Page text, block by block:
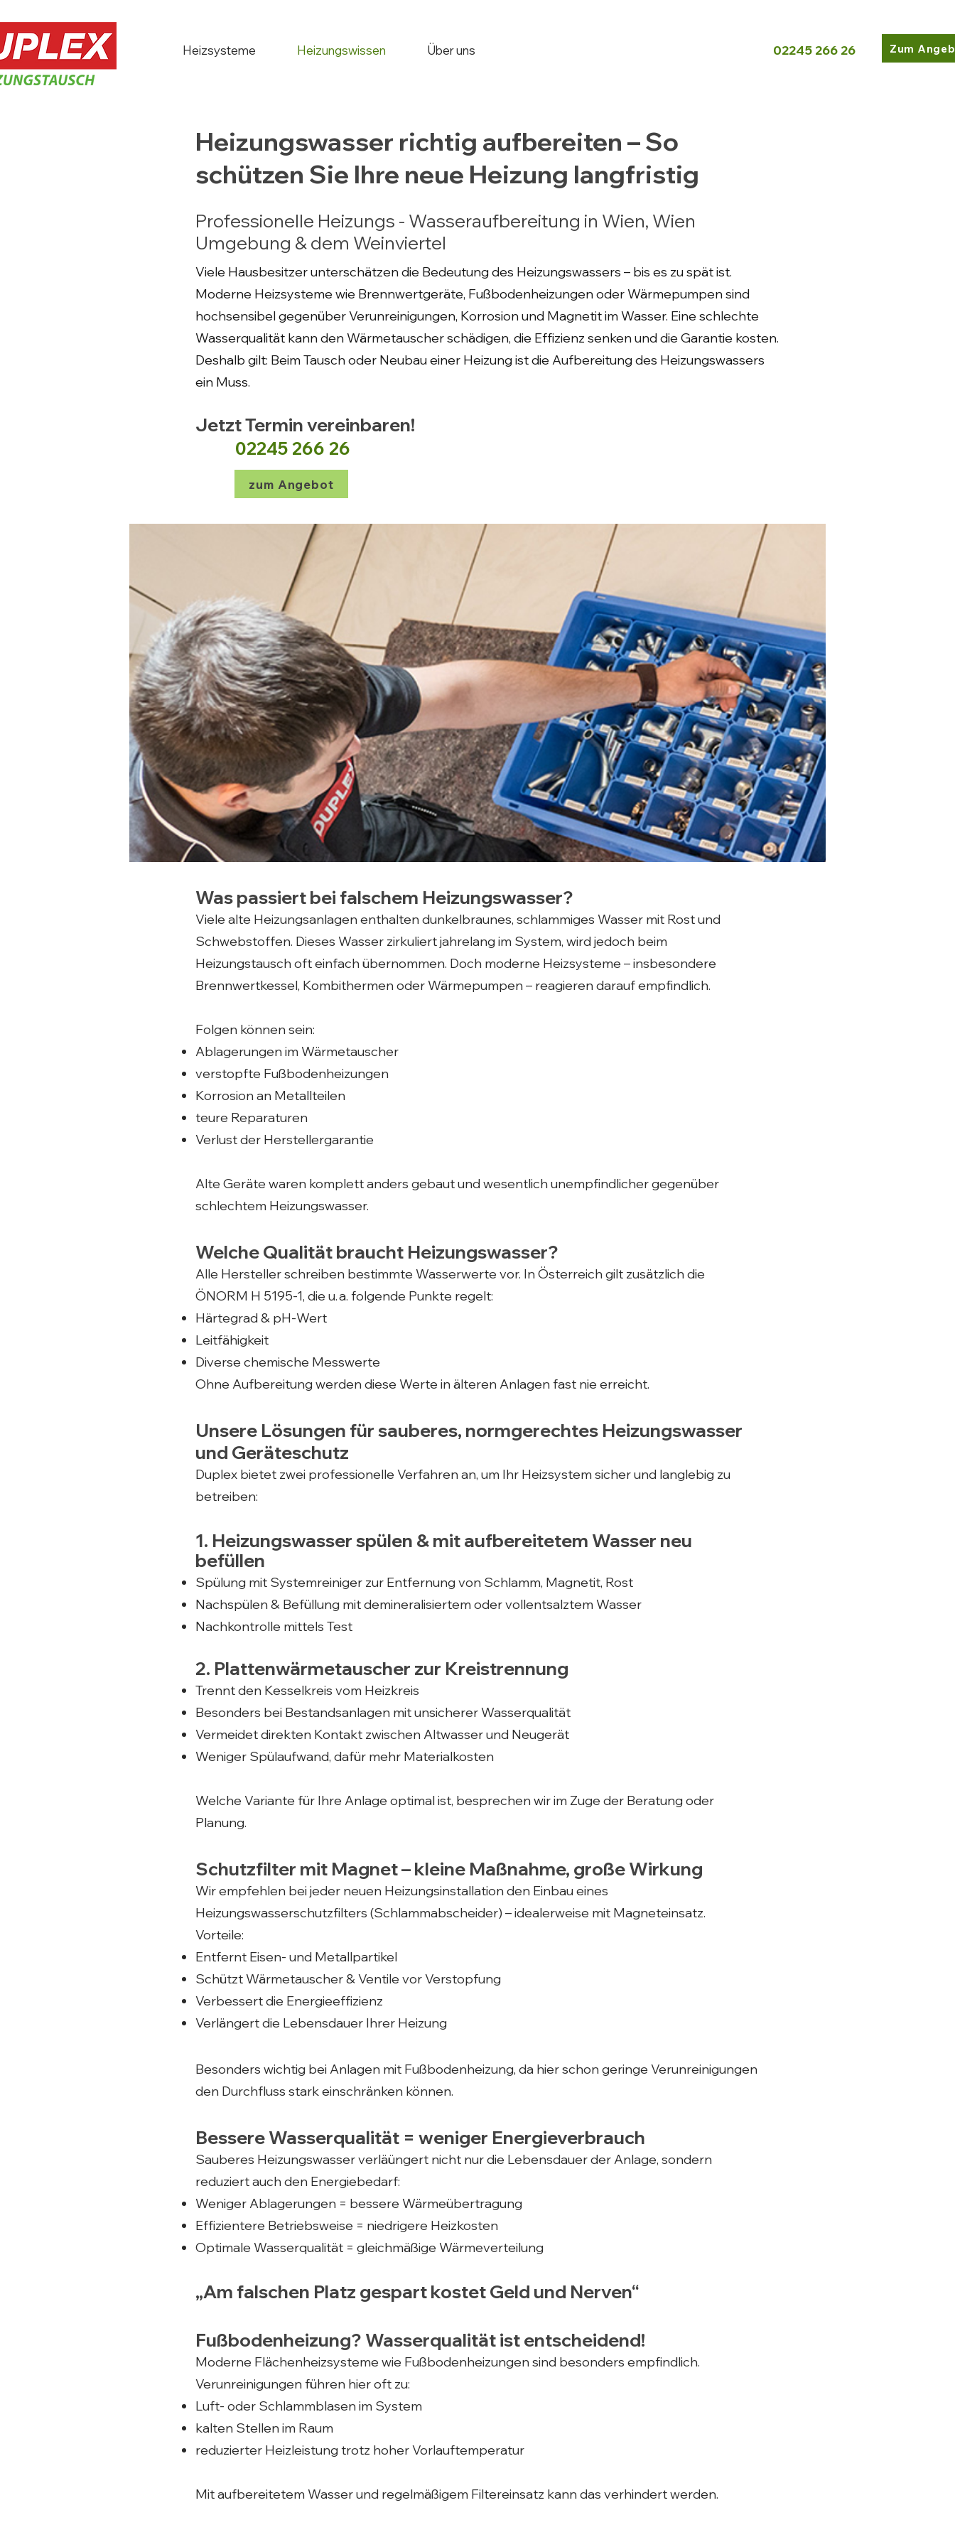
Heizsysteme Heizungswissen Über uns 02245 266 26 Zum
Heizungswasser richtig aufbereiten – So
schützen Sie Ihre neue Heizung langfristig
Professionelle Heizungs - Wasseraufbereitung in Wien, Wien
Umgebung & dem Weinviertel
Viele Hausbesitzer unterschätzen die Bedeutung des Heizungswassers – bis es zu spät ist.
Moderne Heizsysteme wie Brennwertgeräte, Fußbodenheizungen oder Wärmepumpen sind
hochsensibel gegenüber Verunreinigungen, Korrosion und Magnetit im Wasser. Eine schlechte
Wasserqualität kann den Wärmetauscher schädigen, die Effizienz senken und die Garantie kosten.
Deshalb gilt: Beim Tausch oder Neubau einer Heizung ist die Aufbereitung des Heizungswassers
ein Muss.
Jetzt Termin vereinbaren!
02245 266 26
zum Angebot
Was passiert bei falschem Heizungswasser?
Viele alte Heizungsanlagen enthalten dunkelbraunes, schlammiges Wasser mit Rost und
Schwebstoffen. Dieses Wasser zirkuliert jahrelang im System, wird jedoch beim
Heizungstausch oft einfach übernommen. Doch moderne Heizsysteme – insbesondere
Brennwertkessel, Kombithermen oder Wärmepumpen – reagieren darauf empfindlich.
Folgen können sein:
Ablagerungen im Wärmetauscher
verstopfte Fußbodenheizungen
Korrosion an Metallteilen
teure Reparaturen
Verlust der Herstellergarantie
Alte Geräte waren komplett anders gebaut und wesentlich unempfindlicher gegenüber
schlechtem Heizungswasser.
Welche Qualität braucht Heizungswasser?
Alle Hersteller schreiben bestimmte Wasserwerte vor. In Österreich gilt zusätzlich die
ÖNORM H 5195-1, die u. a. folgende Punkte regelt:
Härtegrad & pH-Wert
Leitfähigkeit
Diverse chemische Messwerte
Ohne Aufbereitung werden diese Werte in älteren Anlagen fast nie erreicht.
Unsere Lösungen für sauberes, normgerechtes Heizungswasser
und Geräteschutz
Duplex bietet zwei professionelle Verfahren an, um Ihr Heizsystem sicher und langlebig zu
betreiben:
1. Heizungswasser spülen & mit aufbereitetem Wasser neu
befüllen
Spülung mit Systemreiniger zur Entfernung von Schlamm, Magnetit, Rost
Nachspülen & Befüllung mit demineralisiertem oder vollentsalztem Wasser
Nachkontrolle mittels Test
2. Plattenwärmetauscher zur Kreistrennung
Trennt den Kesselkreis vom Heizkreis
Besonders bei Bestandsanlagen mit unsicherer Wasserqualität
Vermeidet direkten Kontakt zwischen Altwasser und Neugerät
Weniger Spülaufwand, dafür mehr Materialkosten
Welche Variante für Ihre Anlage optimal ist, besprechen wir im Zuge der Beratung oder
Planung.
Schutzfilter mit Magnet – kleine Maßnahme, große Wirkung
Wir empfehlen bei jeder neuen Heizungsinstallation den Einbau eines
Heizungswasserschutzfilters (Schlammabscheider) – idealerweise mit Magneteinsatz.
Vorteile:
Entfernt Eisen- und Metallpartikel
Schützt Wärmetauscher & Ventile vor Verstopfung
Verbessert die Energieeffizienz
Verlängert die Lebensdauer Ihrer Heizung
Besonders wichtig bei Anlagen mit Fußbodenheizung, da hier schon geringe Verunreinigungen
den Durchfluss stark einschränken können.
Bessere Wasserqualität = weniger Energieverbrauch
Sauberes Heizungswasser verläüngert nicht nur die Lebensdauer der Anlage, sondern
reduziert auch den Energiebedarf:
Weniger Ablagerungen = bessere Wärmeübertragung
Effizientere Betriebsweise = niedrigere Heizkosten
Optimale Wasserqualität = gleichmäßige Wärmeverteilung
„Am falschen Platz gespart kostet Geld und Nerven“
Fußbodenheizung? Wasserqualität ist entscheidend!
Moderne Flächenheizsysteme wie Fußbodenheizungen sind besonders empfindlich.
Verunreinigungen führen hier oft zu:
Luft- oder Schlammblasen im System
kalten Stellen im Raum
reduzierter Heizleistung trotz hoher Vorlauftemperatur
Mit aufbereitetem Wasser und regelmäßigem Filtereinsatz kann das verhindert werden.